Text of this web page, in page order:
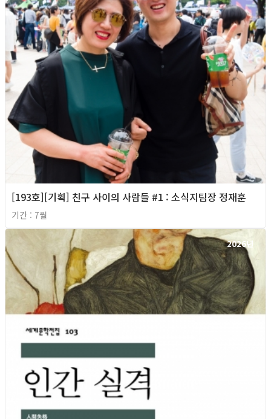
[193호][기획] 친구 사이의 사람들 #1 : 소식지팀장 정재훈
기간 : 7월
2026년